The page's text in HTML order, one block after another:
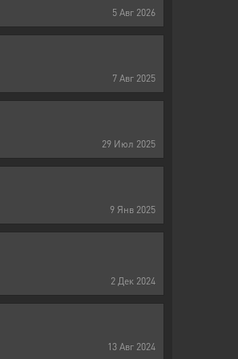
5 Авг 2026
7 Авг 2025
29 Июл 2025
9 Янв 2025
2 Дек 2024
13 Авг 2024